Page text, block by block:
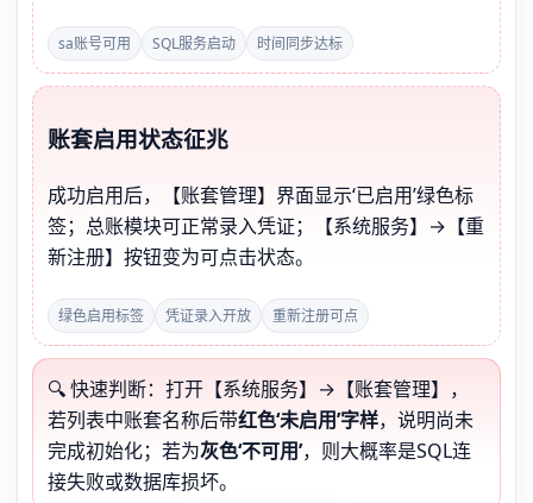
sa账号可用 SQL服务启动 时间同步达标
账套启用状态征兆
成功启用后，【账套管理】界面显示‘已启用’绿色标
签；总账模块可正常录入凭证；【系统服务】→【重
新注册】按钮变为可点击状态。
绿色启用标签 凭证录入开放 重新注册可点
🔍 快速判断：打开【系统服务】→【账套管理】，
若列表中账套名称后带红色‘未启用’字样，说明尚未
完成初始化；若为灰色‘不可用’，则大概率是SQL连
接失败或数据库损坏。